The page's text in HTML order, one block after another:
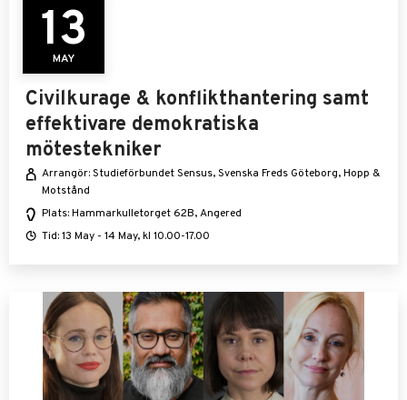
13
MAY
Civilkurage & konflikthantering samt
effektivare demokratiska
mötestekniker
Arrangör: Studieförbundet Sensus, Svenska Freds Göteborg, Hopp &
Motstånd
Plats: Hammarkulletorget 62B, Angered
Tid: 13 May - 14 May, kl 10.00-17.00